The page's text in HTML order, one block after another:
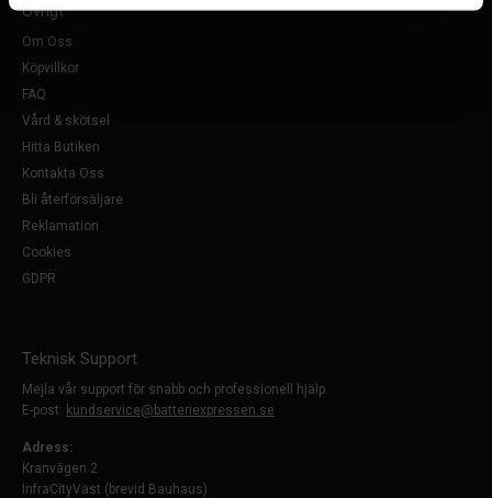
Övrigt
Om Oss
Köpvillkor
FAQ
Vård & skötsel
Hitta Butiken
Kontakta Oss
Bli återförsäljare
Reklamation
Cookies
GDPR
Teknisk Support
Mejla vår support för snabb och professionell hjälp.
E-post: kundservice@batteriexpressen.se
Adress:
Kranvägen 2
InfraCityVäst (brevid Bauhaus)